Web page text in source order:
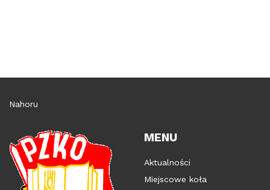
Nahoru
MENU
Aktualności
Miejscowe koła